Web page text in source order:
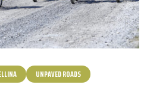
UNPAVED ROADS